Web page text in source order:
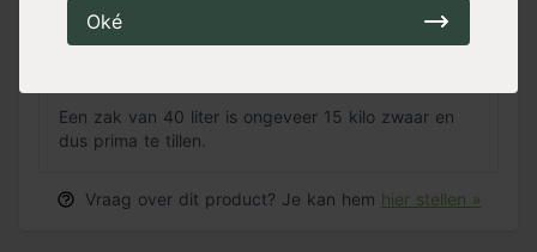
Oké
Kan je een zak van 40 liter makkelijk tillen? Hoeveel
Een zak van 40 liter is ongeveer 15 kilo zwaar en
dus prima te tillen.
Vraag over dit product? Je kan hem hier stellen »